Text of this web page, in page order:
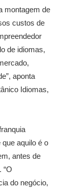
montagem de
custos de
de idiomas,
aponta
Idiomas,
aquilo é o
antes de
“O
do negócio,